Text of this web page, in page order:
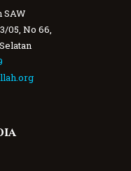
SAW
05, No 66,